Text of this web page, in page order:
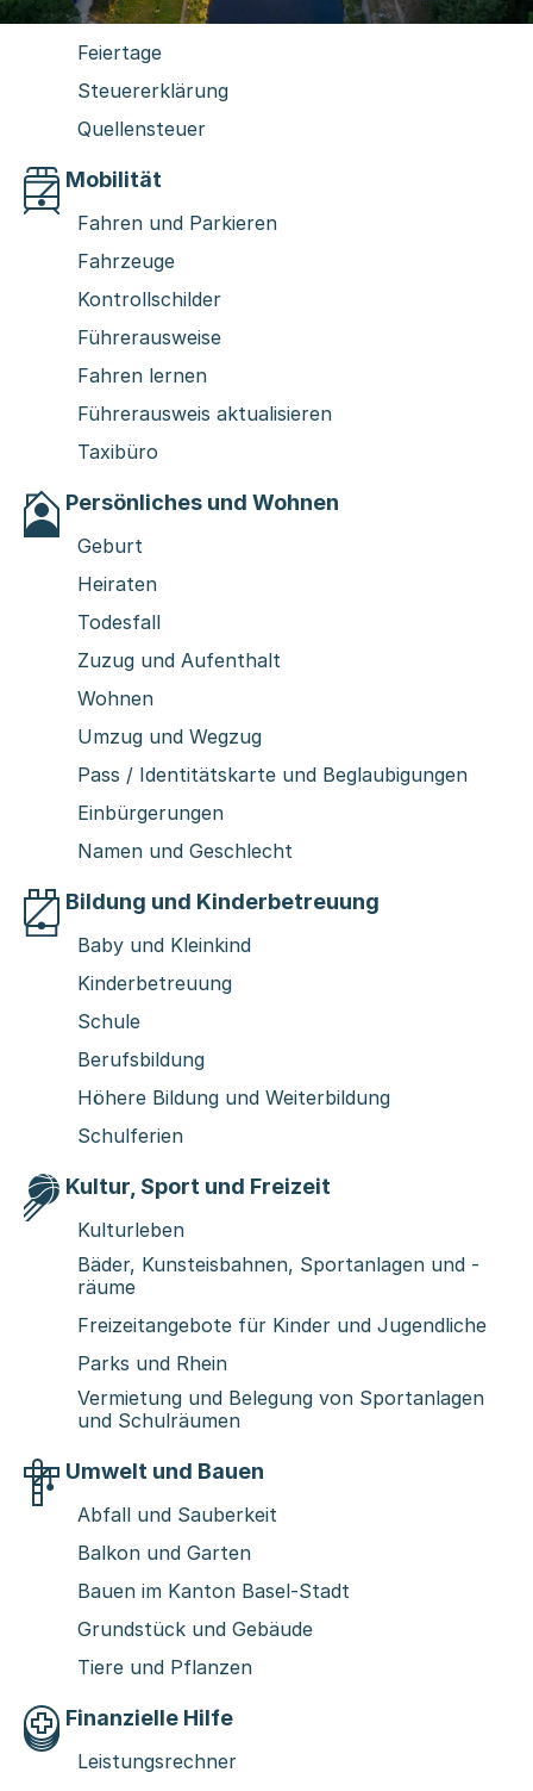
Unternehmen
Feiertage
Steuererklärung
Quellensteuer
Mobilität
Fahren und Parkieren
Fahrzeuge
Kontrollschilder
Führerausweise
Fahren lernen
Führerausweis aktualisieren
Taxibüro
Persönliches und Wohnen
Geburt
Heiraten
Todesfall
Zuzug und Aufenthalt
Wohnen
Umzug und Wegzug
Pass / Identitätskarte und Beglaubigungen
Einbürgerungen
Namen und Geschlecht
Bildung und Kinderbetreuung
Baby und Kleinkind
Kinderbetreuung
Schule
Berufsbildung
Höhere Bildung und Weiterbildung
Schulferien
Kultur, Sport und Freizeit
Kulturleben
Bäder, Kunsteisbahnen, Sportanlagen und -
räume
Freizeitangebote für Kinder und Jugendliche
Parks und Rhein
Vermietung und Belegung von Sportanlagen
und Schulräumen
Umwelt und Bauen
Abfall und Sauberkeit
Balkon und Garten
Bauen im Kanton Basel-Stadt
Grundstück und Gebäude
Tiere und Pflanzen
Finanzielle Hilfe
Leistungsrechner